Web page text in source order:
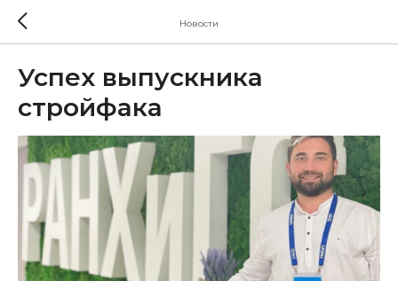
Новости
Успех выпускника
стройфака